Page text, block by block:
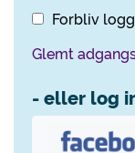
Forbliv
Glemt
- eller log